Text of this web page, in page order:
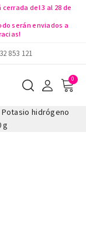
del 3 al 28 de
serán enviados a
853 121
Potasio hidrógeno
g